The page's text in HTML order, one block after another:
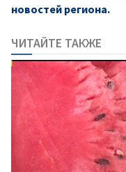
новостей региона.
ЧИТАЙТЕ ТАКЖЕ